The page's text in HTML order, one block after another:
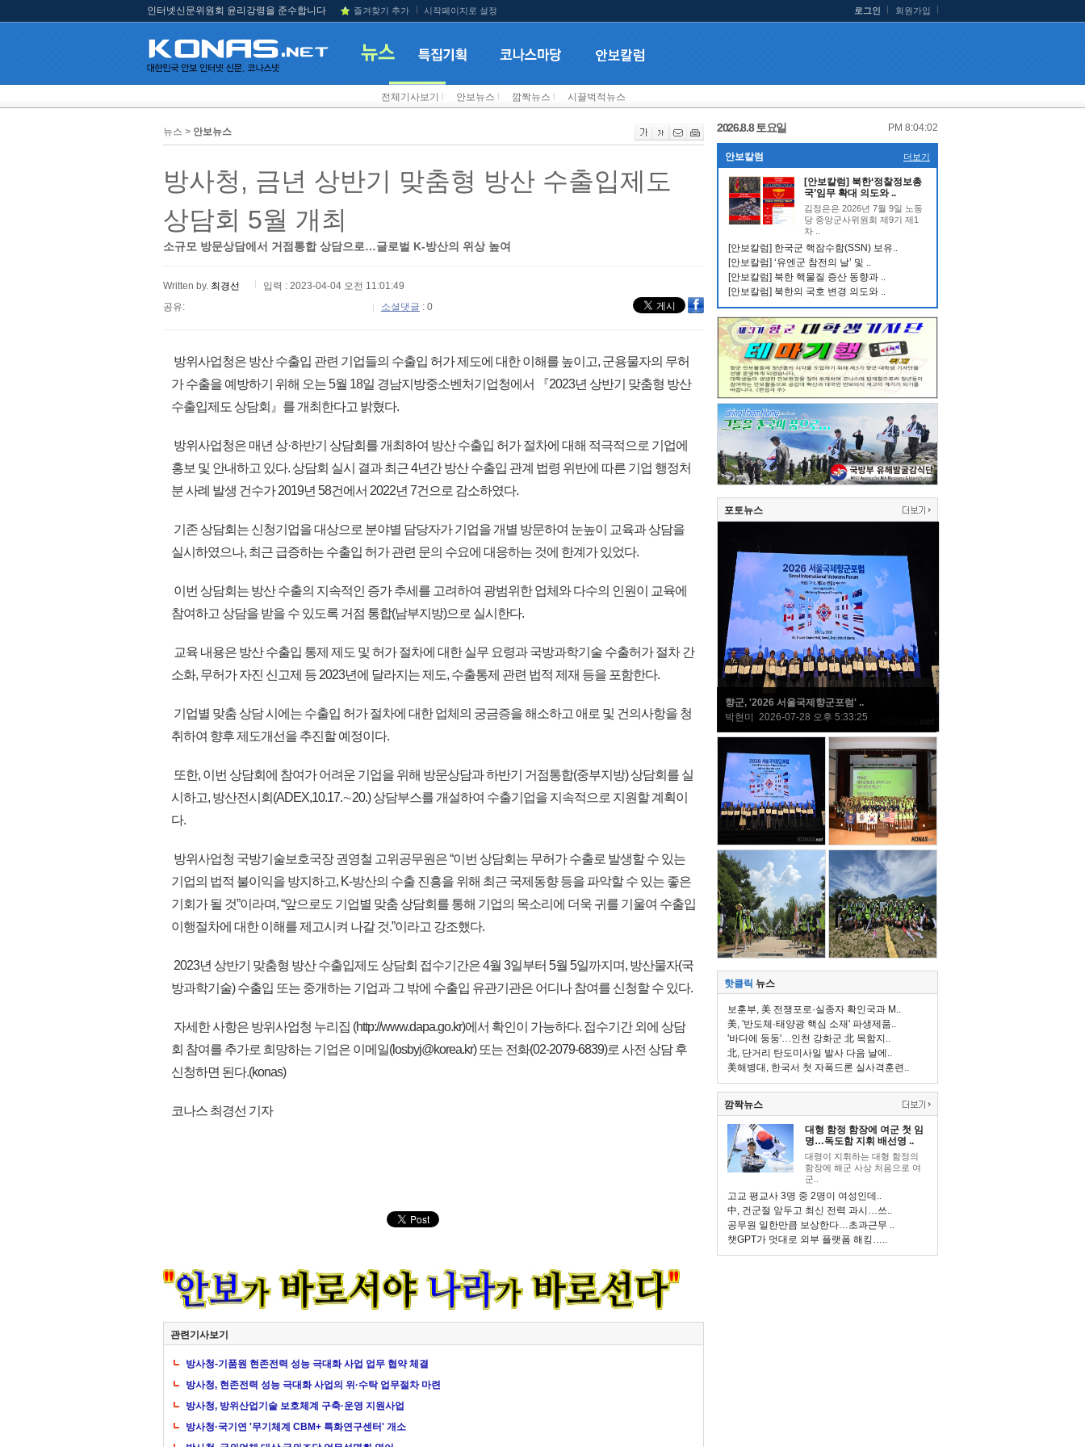
인터넷신문위원회 윤리강령을 준수합니다 즐겨찾기 추가 시작페이지로 설정 로그인 회원가입
전체기사보기 안보뉴스 깜짝뉴스 시끌벅적뉴스
뉴스 > 안보뉴스
방사청, 금년 상반기 맞춤형 방산 수출입제도
상담회 5월 개최
소규모 방문상담에서 거점통합 상담으로…글로벌 K-방산의 위상 높여
Written by. 최경선
입력 : 2023-04-04 오전 11:01:49
공유:
소셜댓글 : 0
방위사업청은 방산 수출입 관련 기업들의 수출입 허가 제도에 대한 이해를 높이고, 군용물자의 무허
가 수출을 예방하기 위해 오는 5월 18일 경남지방중소벤처기업청에서 『2023년 상반기 맞춤형 방산
수출입제도 상담회』를 개최한다고 밝혔다.
방위사업청은 매년 상·하반기 상담회를 개최하여 방산 수출입 허가 절차에 대해 적극적으로 기업에
홍보 및 안내하고 있다. 상담회 실시 결과 최근 4년간 방산 수출입 관계 법령 위반에 따른 기업 행정처
분 사례 발생 건수가 2019년 58건에서 2022년 7건으로 감소하였다.
기존 상담회는 신청기업을 대상으로 분야별 담당자가 기업을 개별 방문하여 눈높이 교육과 상담을
실시하였으나, 최근 급증하는 수출입 허가 관련 문의 수요에 대응하는 것에 한계가 있었다.
이번 상담회는 방산 수출의 지속적인 증가 추세를 고려하여 광범위한 업체와 다수의 인원이 교육에
참여하고 상담을 받을 수 있도록 거점 통합(남부지방)으로 실시한다.
교육 내용은 방산 수출입 통제 제도 및 허가 절차에 대한 실무 요령과 국방과학기술 수출허가 절차 간
소화, 무허가 자진 신고제 등 2023년에 달라지는 제도, 수출통제 관련 법적 제재 등을 포함한다.
기업별 맞춤 상담 시에는 수출입 허가 절차에 대한 업체의 궁금증을 해소하고 애로 및 건의사항을 청
취하여 향후 제도개선을 추진할 예정이다.
또한, 이번 상담회에 참여가 어려운 기업을 위해 방문상담과 하반기 거점통합(중부지방) 상담회를 실
시하고, 방산전시회(ADEX,10.17.∼20.) 상담부스를 개설하여 수출기업을 지속적으로 지원할 계획이
다.
방위사업청 국방기술보호국장 권영철 고위공무원은 “이번 상담회는 무허가 수출로 발생할 수 있는
기업의 법적 불이익을 방지하고, K-방산의 수출 진흥을 위해 최근 국제동향 등을 파악할 수 있는 좋은
기회가 될 것”이라며, “앞으로도 기업별 맞춤 상담회를 통해 기업의 목소리에 더욱 귀를 기울여 수출입
이행절차에 대한 이해를 제고시켜 나갈 것.”이라고 강조했다.
2023년 상반기 맞춤형 방산 수출입제도 상담회 접수기간은 4월 3일부터 5월 5일까지며, 방산물자(국
방과학기술) 수출입 또는 중개하는 기업과 그 밖에 수출입 유관기관은 어디나 참여를 신청할 수 있다.
자세한 사항은 방위사업청 누리집 (http://www.dapa.go.kr)에서 확인이 가능하다. 접수기간 외에 상담
회 참여를 추가로 희망하는 기업은 이메일(losbyj@korea.kr) 또는 전화(02-2079-6839)로 사전 상담 후
신청하면 된다.(konas)
코나스 최경선 기자
관련기사보기
방사청-기품원 현존전력 성능 극대화 사업 업무 협약 체결
방사청, 현존전력 성능 극대화 사업의 위·수탁 업무절차 마련
방사청, 방위산업기술 보호체계 구축·운영 지원사업
방사청·국기연 '무기체계 CBM+ 특화연구센터' 개소
2026.8.8 토요일 PM 8:04:02
안보칼럼 더보기
[안보칼럼] 북한‘정찰정보총
국’임무 확대 의도와 ..
김정은은 2026년 7월 9일 노동
당 중앙군사위원회 제9기 제1
차 ..
[안보칼럼] 한국군 핵잠수함(SSN) 보유..
[안보칼럼] ‘유엔군 참전의 날’ 및 ..
[안보칼럼] 북한 핵물질 증산 동향과 ..
[안보칼럼] 북한의 국호 변경 의도와 ..
포토뉴스
향군, '2026 서울국제향군포럼' ..
박현미 2026-07-28 오후 5:33:25
핫클릭 뉴스
보훈부, 美 전쟁포로·실종자 확인국과 M..
美, '반도체·태양광 핵심 소재' 파생제품..
'바다에 둥둥'…인천 강화군 北 목함지..
北, 단거리 탄도미사일 발사 다음 날에..
美해병대, 한국서 첫 자폭드론 실사격훈련..
깜짝뉴스
대형 함정 함장에 여군 첫 임
명…독도함 지휘 배선영 ..
대령이 지휘하는 대형 함정의
함장에 해군 사상 처음으로 여
군..
고교 평교사 3명 중 2명이 여성인데..
中, 건군절 앞두고 최신 전력 과시…쓰..
공무원 일한만큼 보상한다…초과근무 ..
챗GPT가 멋대로 외부 플랫폼 해킹…..